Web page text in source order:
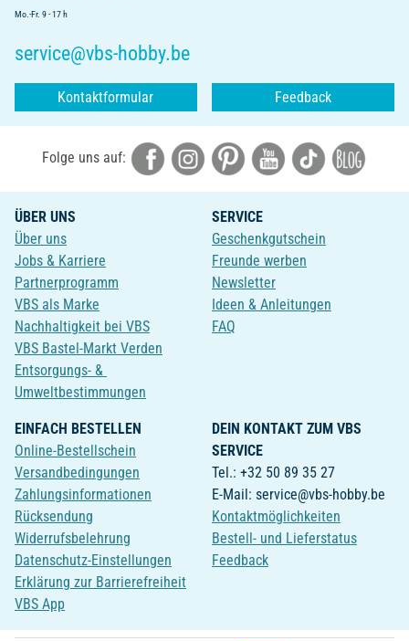
Mo.-Fr. 9 - 17 h
service@vbs-hobby.be
Kontaktformular Feedback
Folge uns auf:
ÜBER UNS
Über uns
Jobs & Karriere
Partnerprogramm
VBS als Marke
Nachhaltigkeit bei VBS
VBS Bastel-Markt Verden
Entsorgungs- &
Umweltbestimmungen
SERVICE
Geschenkgutschein
Freunde werben
Newsletter
Ideen & Anleitungen
FAQ
EINFACH BESTELLEN
Online-Bestellschein
Versandbedingungen
Zahlungsinformationen
Rücksendung
Widerrufsbelehrung
Datenschutz-Einstellungen
Erklärung zur Barrierefreiheit
VBS App
DEIN KONTAKT ZUM VBS
SERVICE
Tel.: +32 50 89 35 27
E-Mail: service@vbs-hobby.be
Kontaktmöglichkeiten
Bestell- und Lieferstatus
Feedback